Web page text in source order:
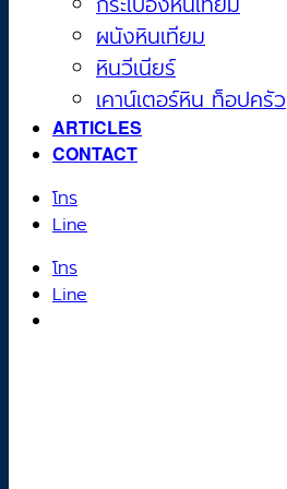
ผนังหินเทียม
หินวีเนียร์
เคาน์เตอร์หิน ท็อปครัว
ARTICLES
CONTACT
โทร
Line
โทร
Line